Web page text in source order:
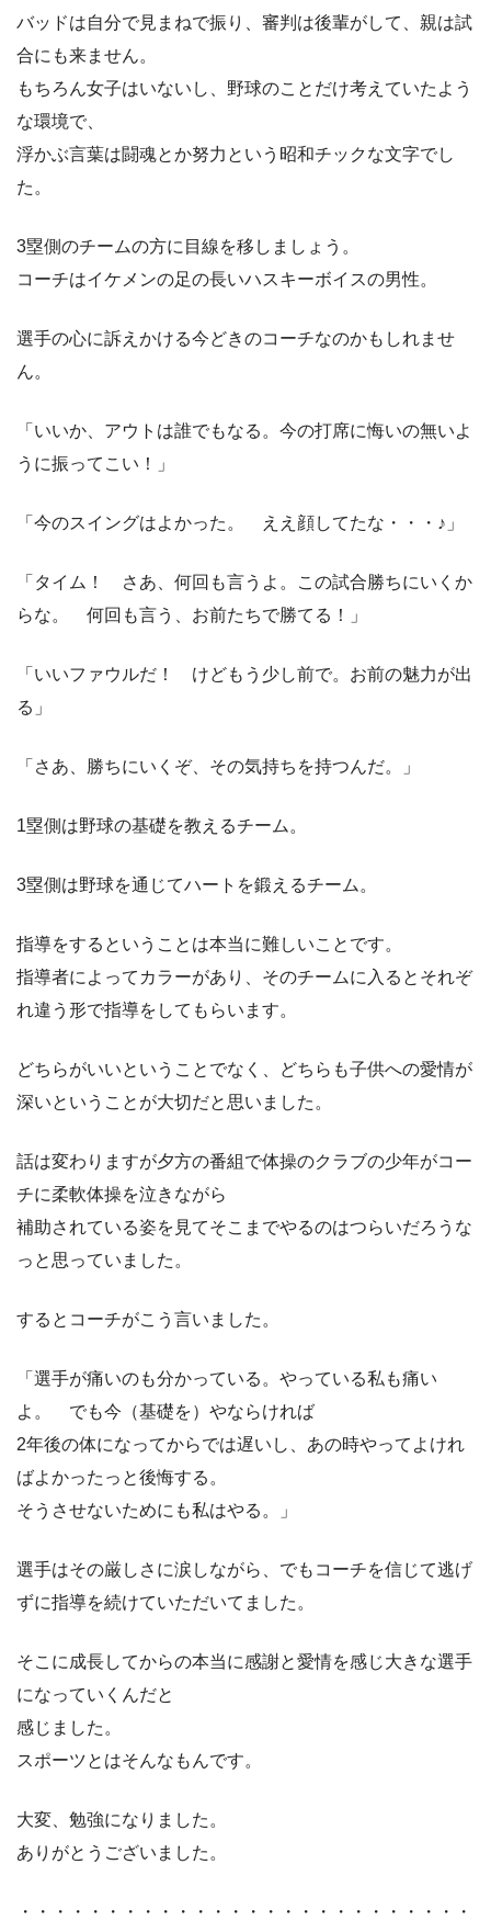
バッドは自分で見まねで振り、審判は後輩がして、親は試
合にも来ません。
もちろん女子はいないし、野球のことだけ考えていたよう
な環境で、
浮かぶ言葉は闘魂とか努力という昭和チックな文字でし
た。
3塁側のチームの方に目線を移しましょう。
コーチはイケメンの足の長いハスキーボイスの男性。
選手の心に訴えかける今どきのコーチなのかもしれませ
ん。
「いいか、アウトは誰でもなる。今の打席に悔いの無いよ
うに振ってこい！」
「今のスイングはよかった。 ええ顔してたな・・・♪」
「タイム！ さあ、何回も言うよ。この試合勝ちにいくか
らな。 何回も言う、お前たちで勝てる！」
「いいファウルだ！ けどもう少し前で。お前の魅力が出
る」
「さあ、勝ちにいくぞ、その気持ちを持つんだ。」
1塁側は野球の基礎を教えるチーム。
3塁側は野球を通じてハートを鍛えるチーム。
指導をするということは本当に難しいことです。
指導者によってカラーがあり、そのチームに入るとそれぞ
れ違う形で指導をしてもらいます。
どちらがいいということでなく、どちらも子供への愛情が
深いということが大切だと思いました。
話は変わりますが夕方の番組で体操のクラブの少年がコー
チに柔軟体操を泣きながら
補助されている姿を見てそこまでやるのはつらいだろうな
っと思っていました。
するとコーチがこう言いました。
「選手が痛いのも分かっている。やっている私も痛い
よ。 でも今（基礎を）やならければ
2年後の体になってからでは遅いし、あの時やってよけれ
ばよかったっと後悔する。
そうさせないためにも私はやる。」
選手はその厳しさに涙しながら、でもコーチを信じて逃げ
ずに指導を続けていただいてました。
そこに成長してからの本当に感謝と愛情を感じ大きな選手
になっていくんだと
感じました。
スポーツとはそんなもんです。
大変、勉強になりました。
ありがとうございました。
・・・・・・・・・・・・・・・・・・・・・・・・・・